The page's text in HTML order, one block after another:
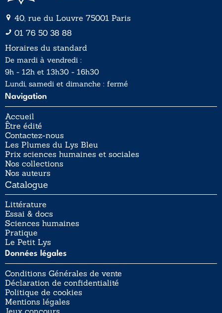
40, rue du Louvre 75001 Paris
01 76 50 38 88
Horaires du standard
De mardi à vendredi :
9h - 12h et 13h30 - 16h30
Lundi, samedi et dimanche : fermé
Navigation
Accueil
Être édité
Contactez-nous
Les Plumes du Lys Bleu
Prix sciences humaines et sociales
Nos collections
Nos auteurs
Catalogue
Littérature
Essai & docs
Sciences humaines
Pratique
Le Petit Lys
Données légales
Conditions Générales de vente
Déclaration de confidentialité
Politique de cookies
Mentions légales